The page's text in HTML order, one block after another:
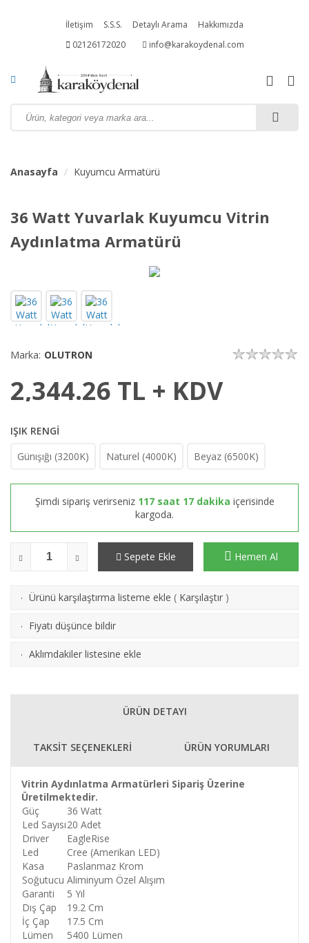
İletişim S.S.S. Detaylı Arama
Hakkımızda
02126172020
info@karakoydenal.com
Anasayfa Kuyumcu Armatürü
36 Watt Yuvarlak Kuyumcu Vitrin
Aydınlatma Armatürü
Marka: OLUTRON
2,344.26 TL + KDV
IŞIK RENGİ
Günışığı (3200K)
Naturel (4000K) Beyaz (6500K)
Şimdi sipariş verirseniz 117 saat 17 dakika içerisinde
kargoda.
Sepete Ekle Hemen Al
· Ürünü karşılaştırma listeme ekle ( Karşılaştır )
· Fiyatı düşünce bildir
· Aklımdakiler listesine ekle
ÜRÜN DETAYI
TAKSİT SEÇENEKLERİ ÜRÜN YORUMLARI
Vitrin Aydınlatma Armatürleri Sipariş Üzerine
Üretilmektedir.
Güç
36 Watt
Led Sayısı20 Adet
Driver
EagleRise
Led
Cree (Amerikan LED)
Kasa
Paslanmaz Krom
Soğutucu Aliminyum Özel Alışım
Garanti
5 Yıl
Dış Çap
19.2 Cm
İç Çap
17.5 Cm
Lümen
5400 Lümen